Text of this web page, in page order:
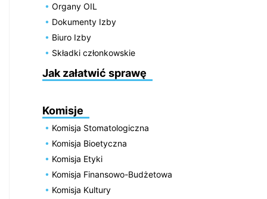
Organy OIL
Dokumenty Izby
Biuro Izby
Składki członkowskie
Jak załatwić sprawę
Komisje
Komisja Stomatologiczna
Komisja Bioetyczna
Komisja Etyki
Komisja Finansowo-Budżetowa
Komisja Kultury